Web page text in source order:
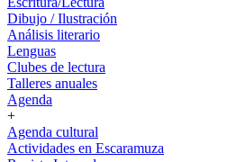
Dibujo / Ilustración
Análisis literario
Lenguas
Clubes de lectura
Talleres anuales
Agenda
+
Agenda cultural
Actividades en Escaramuza